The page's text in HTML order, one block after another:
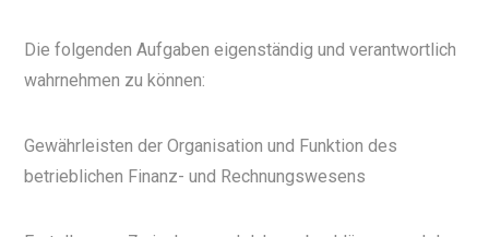
Die folgenden Aufgaben eigenständig und verantwortlich
wahrnehmen zu können:
Gewährleisten der Organisation und Funktion des
betrieblichen Finanz- und Rechnungswesens